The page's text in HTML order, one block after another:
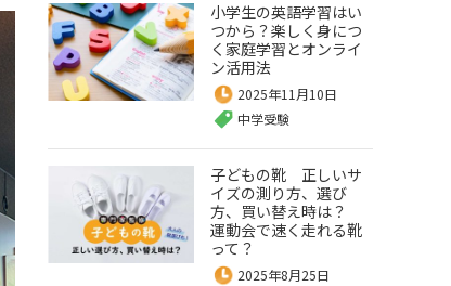
小学生の英語学習はい
つから？楽しく身につ
く家庭学習とオンライ
ン活用法
2025年11月10日
中学受験
子どもの靴 正しいサ
イズの測り方、選び
方、買い替え時は？
運動会で速く走れる靴
って？
2025年8月25日